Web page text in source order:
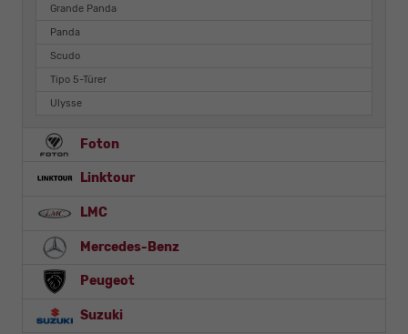
Grande Panda
Panda
Scudo
Tipo 5-Türer
Ulysse
Foton
Linktour
LMC
Mercedes-Benz
Peugeot
Suzuki